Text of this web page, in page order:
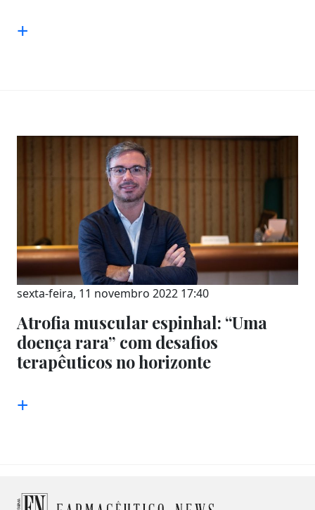
+
sexta-feira, 11 novembro 2022 17:40
Atrofia muscular espinhal: “Uma
doença rara” com desafios
terapêuticos no horizonte
+